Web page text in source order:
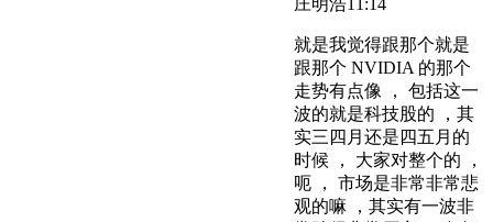
庄明浩11:14
就是我觉得跟那个就是
跟那个 NVIDIA 的那个
走势有点像 ， 包括这一
波的就是科技股的 ，其
实三四月还是四五月的
时候 ， 大家对整个的 ，
呃 ， 市场是非常非常悲
观的嘛 ，其实有一波非